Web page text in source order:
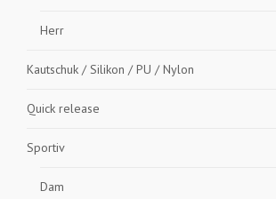
Herr
Kautschuk / Silikon / PU / Nylon
Quick release
Sportiv
Dam